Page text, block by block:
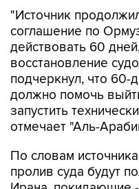
"Источник
соглашение по
действовать 60
восстановление
подчеркнул, что 60-
должно помочь
запустить
отмечает "Аль-
По словам
пролив суда будут